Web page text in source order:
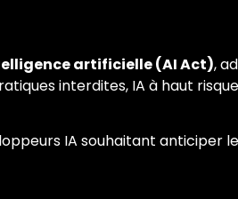
artificielle (AI Act),
interdites, IA à haut
IA souhaitant anticiper